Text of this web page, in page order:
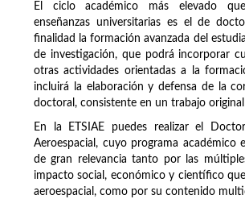
El ciclo académico más elevado
enseñanzas universitarias es el de
finalidad la formación avanzada del
de investigación, que podrá incorporar
otras actividades orientadas a la
incluirá la elaboración y defensa de la
doctoral, consistente en un trabajo
En la ETSIAE puedes realizar el
Aeroespacial, cuyo programa académico
de gran relevancia tanto por las
impacto social, económico y científico
aeroespacial, como por su contenido